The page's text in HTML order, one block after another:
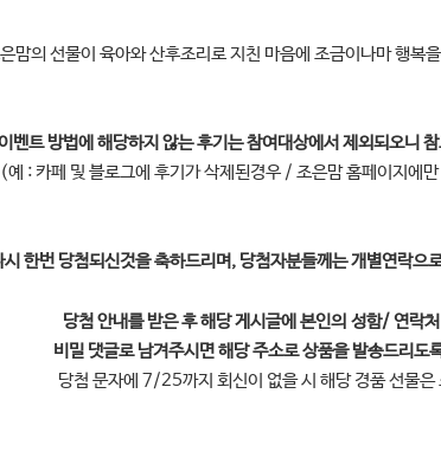
맘의 선물이 육아와 산후조리로 지친 마음에 조금이나마 행복
벤트 방법에 해당하지 않는 후기는 참여대상에서 제외되오니
(예 : 카페 및 블로그에 후기가 삭제된경우 / 조은맘 홈페이지에
시 한번 당첨되신것을 축하드리며, 당첨자분들께는 개별연락으
당첨 안내를 받은 후 해당 게시글에 본인의 성함/ 연락
비밀 댓글로 남겨주시면 해당 주소로 상품을 발송드리도
당첨 문자에 7/25까지 회신이 없을 시 해당 경품 선물은